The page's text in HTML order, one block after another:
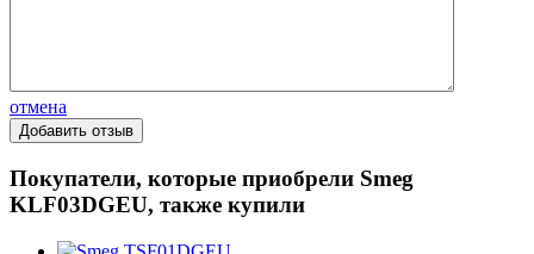
отмена
Покупатели, которые приобрели Smeg
KLF03DGEU, также купили